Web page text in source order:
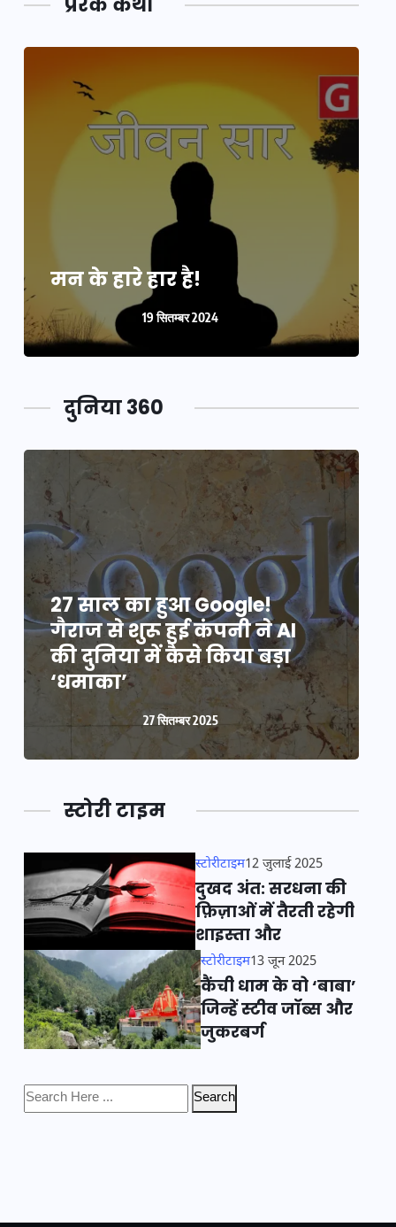
मन के हारे हार है!
19 सितम्बर 2024
दुनिया 360
27 साल का हुआ Google!
गैराज से शुरू हुई कंपनी ने AI
की दुनिया में कैसे किया बड़ा
‘धमाका’
27 सितम्बर 2025
स्टोरी टाइम
स्टोरीटाइम12 जुलाई 2025
दुखद अंत: सरधना की
फ़िज़ाओं में तैरती रहेगी
शाइस्ता और
स्टोरीटाइम13 जून 2025
कैंची धाम के वो ‘बाबा’
जिन्हें स्टीव जॉब्स और
जुकरबर्ग
Search